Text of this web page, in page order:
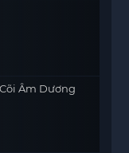
Âm Dương